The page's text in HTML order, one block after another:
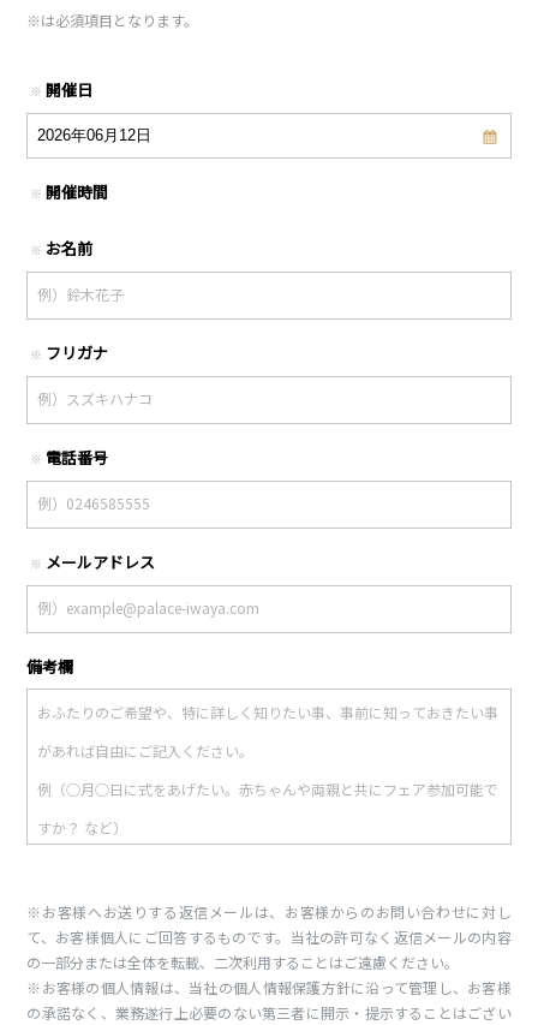
※は必須項目となります。
※ 開催日
※ 開催時間
※ お名前
※ フリガナ
※ 電話番号
※ メールアドレス
備考欄
※お客様へお送りする返信メールは、お客様からのお問い合わせに対し
て、お客様個人にご回答するものです。当社の許可なく返信メールの内容
の一部分または全体を転載、二次利用することはご遠慮ください。
※お客様の個人情報は、当社の個人情報保護方針に沿って管理し、お客様
の承諾なく、業務遂行上必要のない第三者に開示・提示することはござい